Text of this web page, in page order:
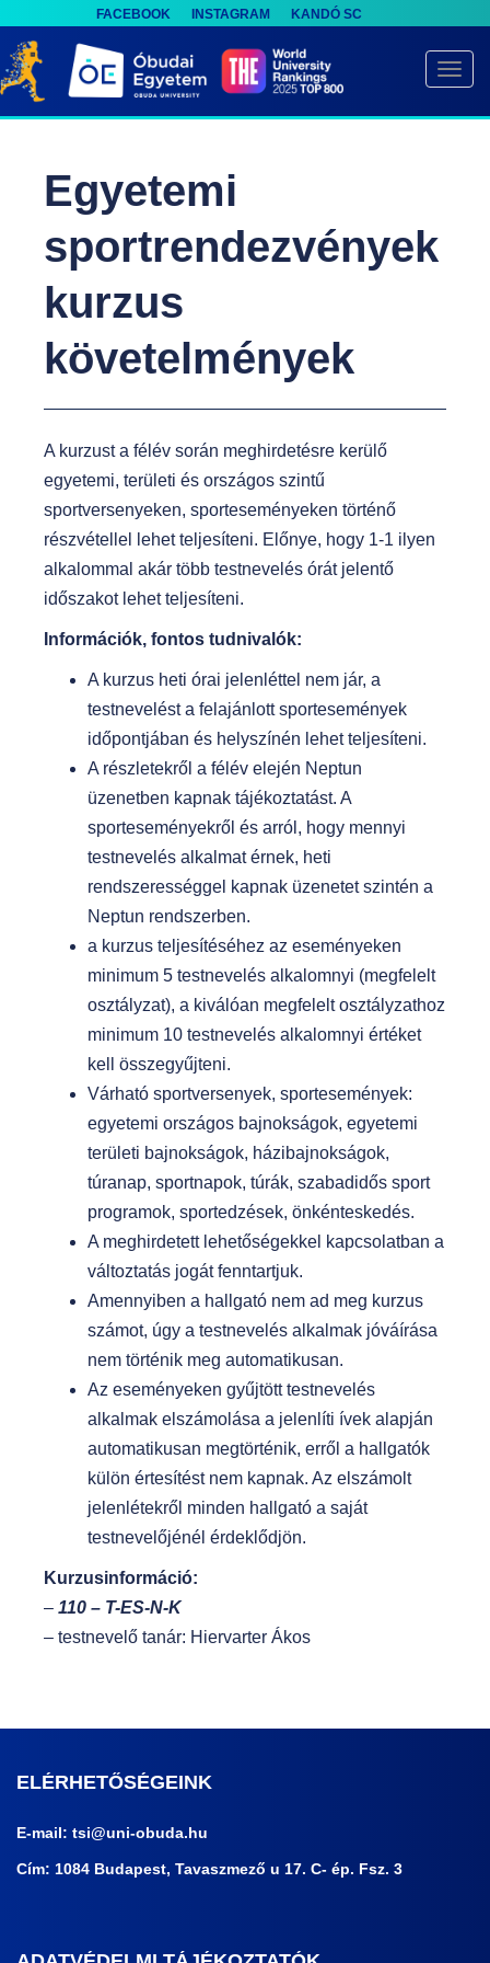
FACEBOOK INSTAGRAM KANDÓ SC
k
i
Egyetemi
sportrendezvények
kurzus
követelmények
A kurzust a félév során meghirdetésre kerülő
egyetemi, területi és országos szintű
sportversenyeken, sporteseményeken történő
részvétellel lehet teljesíteni. Előnye, hogy 1-1 ilyen
alkalommal akár több testnevelés órát jelentő
időszakot lehet teljesíteni.
Információk, fontos tudnivalók:
A kurzus heti órai jelenléttel nem jár, a
testnevelést a felajánlott sportesemények
időpontjában és helyszínén lehet teljesíteni.
A részletekről a félév elején Neptun
üzenetben kapnak tájékoztatást. A
sporteseményekről és arról, hogy mennyi
testnevelés alkalmat érnek, heti
rendszerességgel kapnak üzenetet szintén a
Neptun rendszerben.
a kurzus teljesítéséhez az eseményeken
minimum 5 testnevelés alkalomnyi (megfelelt
osztályzat), a kiválóan megfelelt osztályzathoz
minimum 10 testnevelés alkalomnyi értéket
kell összegyűjteni.
Várható sportversenyek, sportesemények:
egyetemi országos bajnokságok, egyetemi
területi bajnokságok, házibajnokságok,
túranap, sportnapok, túrák, szabadidős sport
programok, sportedzések, önkénteskedés.
A meghirdetett lehetőségekkel kapcsolatban a
változtatás jogát fenntartjuk.
Amennyiben a hallgató nem ad meg kurzus
számot, úgy a testnevelés alkalmak jóváírása
nem történik meg automatikusan.
Az eseményeken gyűjtött testnevelés
alkalmak elszámolása a jelenlíti ívek alapján
automatikusan megtörténik, erről a hallgatók
külön értesítést nem kapnak. Az elszámolt
jelenlétekről minden hallgató a saját
testnevelőjénél érdeklődjön.
Kurzusinformáció:
– 110 – T-ES-N-K
– testnevelő tanár: Hiervarter Ákos
ELÉRHETŐSÉGEINK
E-mail: tsi@uni-obuda.hu
Cím: 1084 Budapest, Tavaszmező u 17. C- ép. Fsz. 3